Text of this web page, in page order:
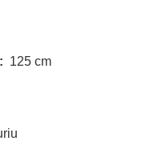
125 cm